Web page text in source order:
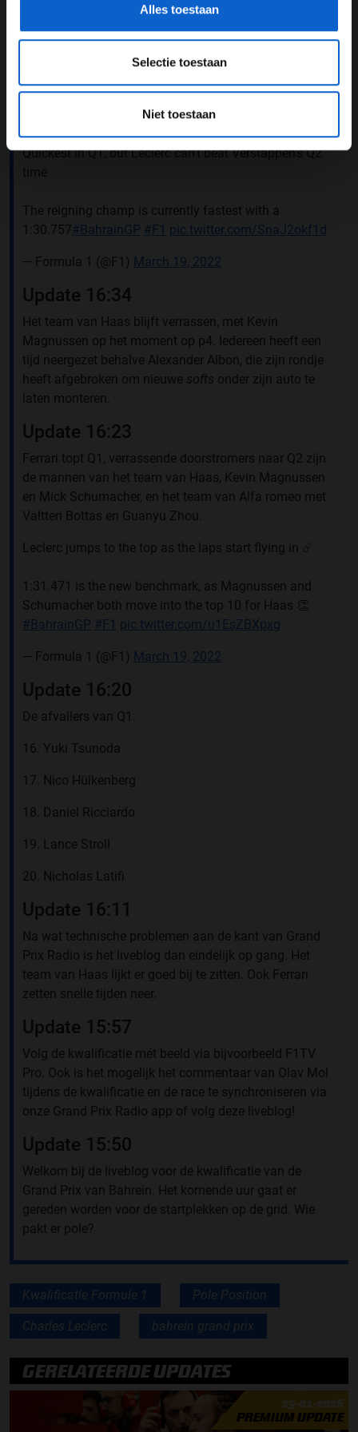
Alles toestaan
Selectie toestaan
Niet toestaan
De helmetcam is ook tijdens de kwalificatie te
coureur bij Ferrari. Het levert mooie beelden op.
Quickest in Q1, but Leclerc can't beat Verstappen's Q2
time
The reigning champ is currently fastest with a
1:30.757#BahrainGP #F1 pic.twitter.com/SnaJ2okf1d
— Formula 1 (@F1) March 19, 2022
Update 16:34
Het team van Haas blijft verrassen, met Kevin
Magnussen op het moment op p4. Iedereen heeft een
tijd neergezet behalve Alexander Albon, die zijn rondje
heeft afgebroken om nieuwe softs onder zijn auto te
laten monteren.
Update 16:23
Ferrari topt Q1, verrassende doorstromers naar Q2 zijn
de mannen van het team van Haas, Kevin Magnussen
en Mick Schumacher, en het team van Alfa romeo met
Valtteri Bottas en Guanyu Zhou.
Leclerc jumps to the top as the laps start flying in ☄️
1:31.471 is the new benchmark, as Magnussen and
Schumacher both move into the top 10 for Haas 👏
#BahrainGP #F1 pic.twitter.com/u1EsZBXpxg
— Formula 1 (@F1) March 19, 2022
Update 16:20
De afvallers van Q1:
16. Yuki Tsunoda
17. Nico Hülkenberg
18. Daniel Ricciardo
19. Lance Stroll
20. Nicholas Latifi
Update 16:11
Na wat technische problemen aan de kant van Grand
Prix Radio is het liveblog dan eindelijk op gang. Het
team van Haas lijkt er goed bij te zitten. Ook Ferrari
zetten snelle tijden neer.
Update 15:57
Volg de kwalificatie mét beeld via bijvoorbeeld F1TV
Pro. Ook is het mogelijk het commentaar van Olav Mol
tijdens de kwalificatie en de race te synchroniseren via
onze Grand Prix Radio app of volg deze liveblog!
Update 15:50
Welkom bij de liveblog voor de kwalificatie van de
Grand Prix van Bahrein. Het komende uur gaat er
gereden worden voor de startplekken op de grid. Wie
pakt er pole?
Kwalificatie Formule 1 Pole Position
Charles Leclerc bahrein grand prix
GERELATEERDE UPDATES
25-01-2026
PREMIUM UPDATE